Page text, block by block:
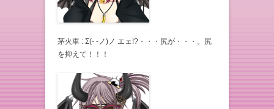
茅火車 : Σ(- -ノ)ノ エェ!?・・・尻が・・・。尻
を抑えて！！！